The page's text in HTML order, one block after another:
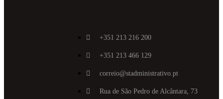
+351 213 216 200
+351 213 466 129
correio@stadministrativo.pt
Rua de São Pedro de Alcântara, 73